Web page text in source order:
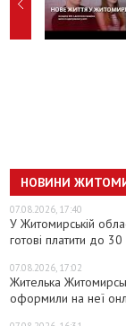
НОВИНИ
07.08.2026, 17:40
У Житомирській
готові платити до
07.08.2026, 17:02
Жителька
оформили на неї